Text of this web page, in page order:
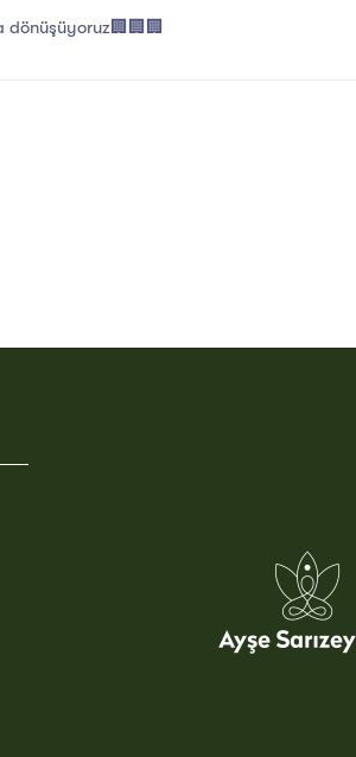
dönüşüyoruz🏢🏢🏢